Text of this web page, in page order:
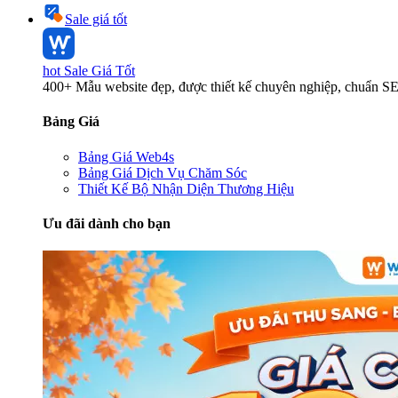
Sale giá tốt
hot Sale Giá Tốt
400+ Mẫu website đẹp, được thiết kế chuyên nghiệp, chuẩn
Bảng Giá
Bảng Giá Web4s
Bảng Giá Dịch Vụ Chăm Sóc
Thiết Kế Bộ Nhận Diện Thương Hiệu
Ưu đãi dành cho bạn